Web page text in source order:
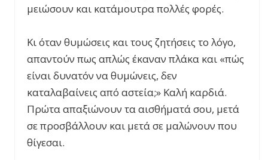
μειώσουν και κατάμουτρα πολλές φορές.
Κι όταν θυμώσεις και τους ζητήσεις το λόγο,
απαντούν πως απλώς έκαναν πλάκα και «πώς
είναι δυνατόν να θυμώνεις, δεν
καταλαβαίνεις από αστεία;» Καλή καρδιά.
Πρώτα απαξιώνουν τα αισθήματά σου, μετά
σε προσβάλλουν και μετά σε μαλώνουν που
θίγεσαι.